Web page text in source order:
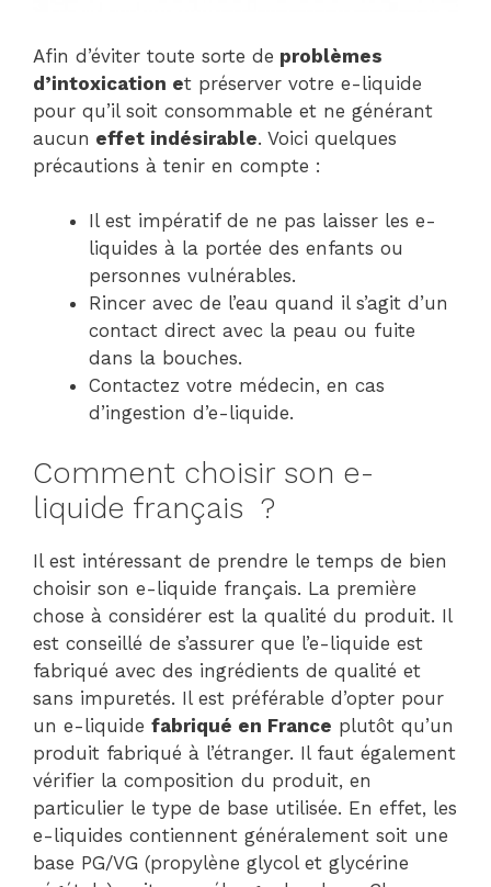
Afin d’éviter toute sorte de problèmes
d’intoxication et préserver votre e-liquide
pour qu’il soit consommable et ne générant
aucun effet indésirable. Voici quelques
précautions à tenir en compte :
Il est impératif de ne pas laisser les e-
liquides à la portée des enfants ou
personnes vulnérables.
Rincer avec de l’eau quand il s’agit d’un
contact direct avec la peau ou fuite
dans la bouches.
Contactez votre médecin, en cas
d’ingestion d’e-liquide.
Comment choisir son e-
liquide français ?
Il est intéressant de prendre le temps de bien
choisir son e-liquide français. La première
chose à considérer est la qualité du produit. Il
est conseillé de s’assurer que l’e-liquide est
fabriqué avec des ingrédients de qualité et
sans impuretés. Il est préférable d’opter pour
un e-liquide fabriqué en France plutôt qu’un
produit fabriqué à l’étranger. Il faut également
vérifier la composition du produit, en
particulier le type de base utilisée. En effet, les
e-liquides contiennent généralement soit une
base PG/VG (propylène glycol et glycérine